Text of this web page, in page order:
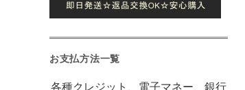
お支払方法一覧
各種クレジット、電子マネー、銀行